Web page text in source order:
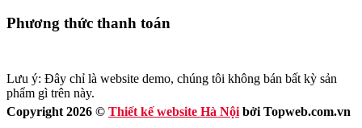
Phương thức thanh toán
Lưu ý: Đây chỉ là website demo, chúng tôi không bán bất kỳ sản
phẩm gì trên này.
Copyright 2026 © Thiết kế website Hà Nội bởi Topweb.com.vn